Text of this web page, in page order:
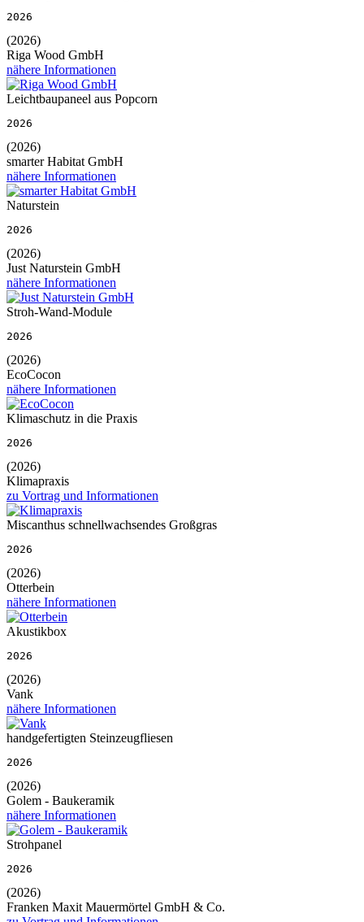
2026
(2026)
Riga Wood GmbH
nähere Informationen
Leichtbaupaneel aus Popcorn
2026
(2026)
smarter Habitat GmbH
nähere Informationen
Naturstein
2026
(2026)
Just Naturstein GmbH
nähere Informationen
Stroh-Wand-Module
2026
(2026)
EcoCocon
nähere Informationen
Klimaschutz in die Praxis
2026
(2026)
Klimapraxis
zu Vortrag und Informationen
Miscanthus schnellwachsendes Großgras
2026
(2026)
Otterbein
nähere Informationen
Akustikbox
2026
(2026)
Vank
nähere Informationen
handgefertigten Steinzeugfliesen
2026
(2026)
Golem - Baukeramik
nähere Informationen
Strohpanel
2026
(2026)
Franken Maxit Mauermörtel GmbH & Co.